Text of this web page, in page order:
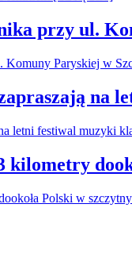
przy ul.
na
kilometry